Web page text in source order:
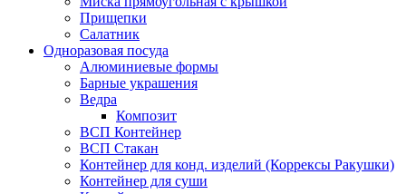
Прищепки
Салатник
Одноразовая посуда
Алюминиевые формы
Барные украшения
Ведра
Композит
ВСП Контейнер
ВСП Стакан
Контейнер для конд. изделий (Коррексы Ракушки)
Контейнер для суши